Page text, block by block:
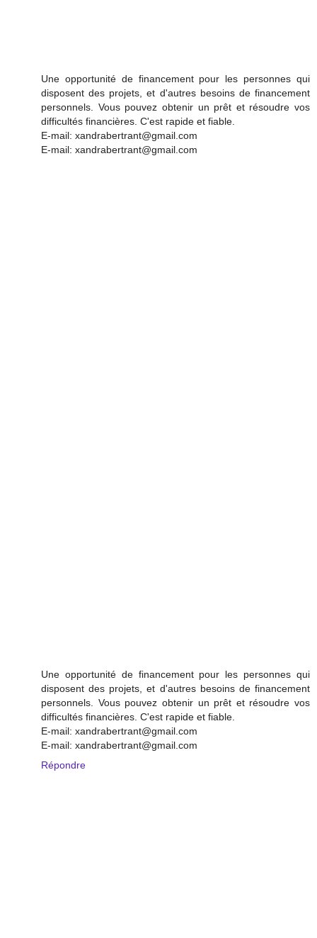
Une opportunité de financement pour les personnes qui
disposent des projets, et d'autres besoins de financement
personnels. Vous pouvez obtenir un prêt et résoudre vos
difficultés financières. C'est rapide et fiable.
E-mail: xandrabertrant@gmail.com
E-mail: xandrabertrant@gmail.com
Une opportunité de financement pour les personnes qui
disposent des projets, et d'autres besoins de financement
personnels. Vous pouvez obtenir un prêt et résoudre vos
difficultés financières. C'est rapide et fiable.
E-mail: xandrabertrant@gmail.com
E-mail: xandrabertrant@gmail.com
Répondre